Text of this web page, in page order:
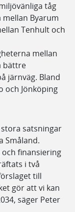
tåg
mellan Byarum
Tenhult och
mellan
bättre
järnväg. Bland
och Jönköping
satsningar
Småland.
finansiering
i två
till
gör att vi kan
säger Peter